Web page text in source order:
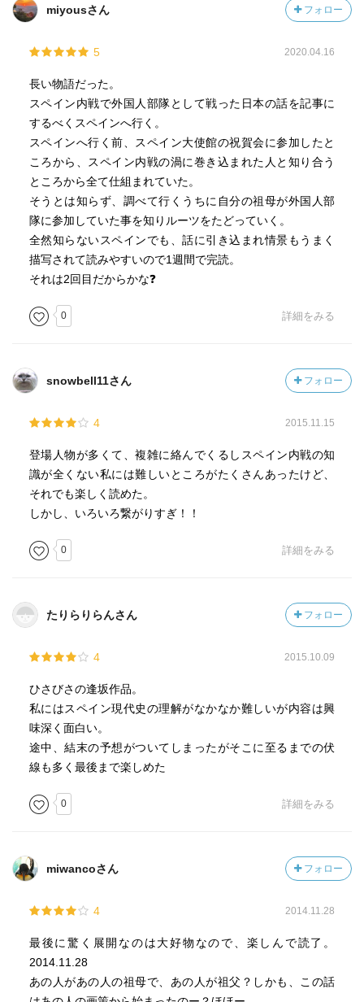
miyousさん フォロー
5 2020.04.16
長い物語だった。
スペイン内戦で外国人部隊として戦った日本の話を記事に
するべくスペインへ行く。
スペインへ行く前、スペイン大使館の祝賀会に参加したと
ころから、スペイン内戦の渦に巻き込まれた人と知り合う
ところから全て仕組まれていた。
そうとは知らず、調べて行くうちに自分の祖母が外国人部
隊に参加していた事を知りルーツをたどっていく。
全然知らないスペインでも、話に引き込まれ情景もうまく
描写されて読みやすいので1週間で完読。
それは2回目だからかな❓
0 詳細をみる
snowbell11さん フォロー
4 2015.11.15
登場人物が多くて、複雑に絡んでくるしスペイン内戦の知
識が全くない私には難しいところがたくさんあったけど、
それでも楽しく読めた。
しかし、いろいろ繋がりすぎ！！
0 詳細をみる
たりらりらんさん フォロー
4 2015.10.09
ひさびさの逢坂作品。
私にはスペイン現代史の理解がなかなか難しいが内容は興
味深く面白い。
途中、結末の予想がついてしまったがそこに至るまでの伏
線も多く最後まで楽しめた
0 詳細をみる
miwancoさん フォロー
4 2014.11.28
最後に驚く展開なのは大好物なので、楽しんで読了。
2014.11.28
あの人があの人の祖母で、あの人が祖父？しかも、この話